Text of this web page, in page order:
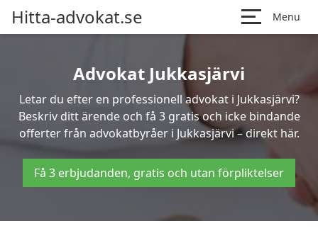
Hitta-advokat.se Menu
Advokat Jukkasjärvi
Letar du efter en professionell advokat i Jukkasjärvi?
Beskriv ditt ärende och få 3 gratis och icke bindande
offerter från advokatbyråer i Jukkasjärvi – direkt här.
Få 3 erbjudanden, gratis och utan förpliktelser